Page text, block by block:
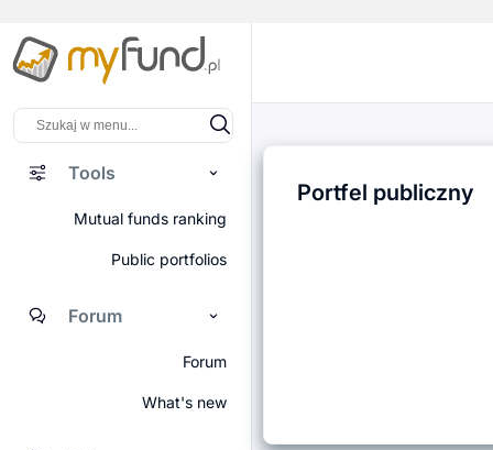
Tools
Mutual funds ranking
Public portfolios
Forum
Forum
What's new
Portfel publiczny